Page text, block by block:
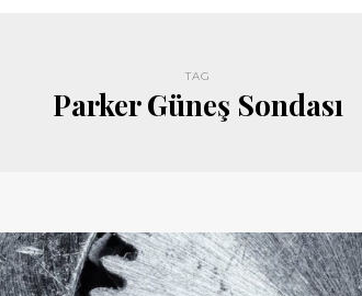
TAG
Parker Güneş Sondası